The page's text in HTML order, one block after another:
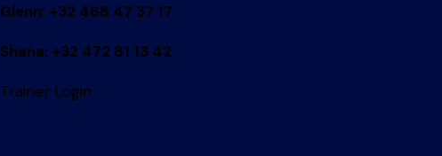
Glenn: +32 468 47 37 17
Shana: +32 472 81 13 42
Trainer Login